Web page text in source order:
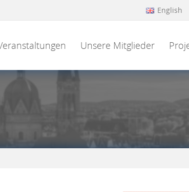
English
Unsere Mitglieder